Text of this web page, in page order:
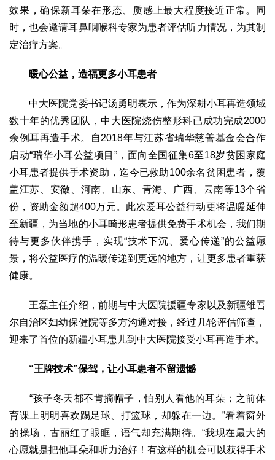
效果，确保新耳朵在形态、质感上最大程度接近正常。同
时，也会邀请耳鼻咽喉科专家为患者评估听力情况，为其制
定治疗方案。
暖心公益，造福更多小耳患者
中大医院党委书记汤勇明表示，作为深耕小耳再造领域
数十年的优秀团队，中大医院烧伤整形科已成功完成2000
余例耳再造手术。自2018年与江苏省瑞华慈善基金会合作
启动“瑞华小耳公益项目”，面向全国征集6至18岁贫困家庭
小耳患者提供手术资助，迄今已救助100余名贫困患者，覆
盖江苏、安徽、河南、山东、青海、广西、云南等13个省
份，资助金额超400万元。此次爱耳公益行动更将温暖延伸
至新疆，为当地的小耳畸形患者提供免费手术机会，我们期
待与更多伙伴携手，实现“技术下沉、爱心传递”的公益愿
景，将公益医疗的温暖传递到更远的地方，让更多患者重获
健康。
王磊主任介绍，前期与中大医院援疆专家以及新疆维吾
尔自治区妇幼保健院等多方沟通对接，经过几轮评估筛查，
迎来了首位的新疆小耳患儿到中大医院接受小耳再造手术。
“王牌技术”保驾， 让小耳患者不留遗憾
“孩子冬天都不肯摘帽子，怕别人看他的耳朵；之前体
育课上明明喜欢踢足球、打篮球，却躲在一边。”看着窗外
的操场，古丽红了眼眶，语气却充满期待。“我现在最大的
心愿就是把他耳朵和听力治好！有这样的机会可以获得手术